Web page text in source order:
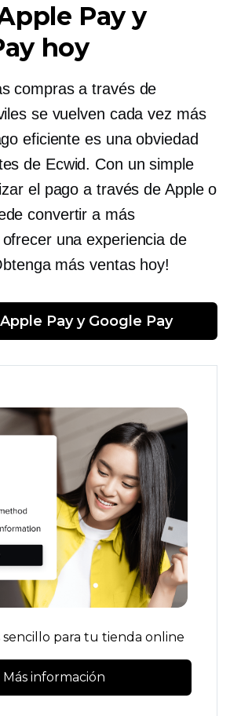
Pay y
hoy
compras a través de
se vuelven cada vez más
eficiente es unaobviedad
de Ecwid. Con un simple
el pago a través de Apple o
convertir a más
una experiencia de
más ventas hoy!
Pay y Google Pay
sencillo para tu tienda online
Más información